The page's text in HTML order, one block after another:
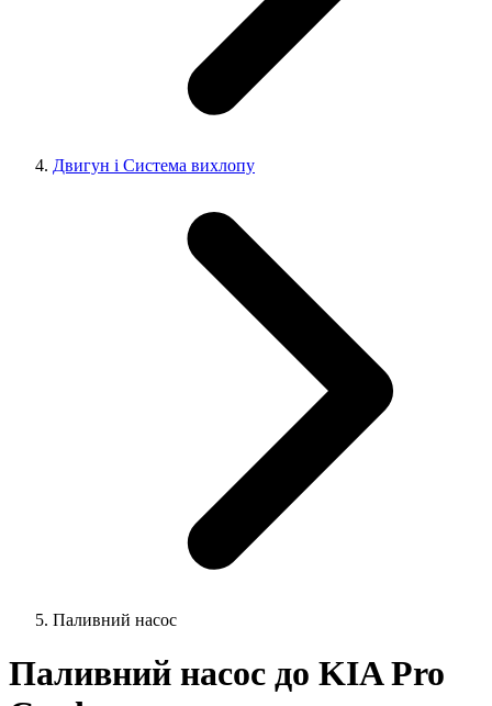
Двигун і Система вихлопу
Паливний насос
Паливний насос до KIA Pro